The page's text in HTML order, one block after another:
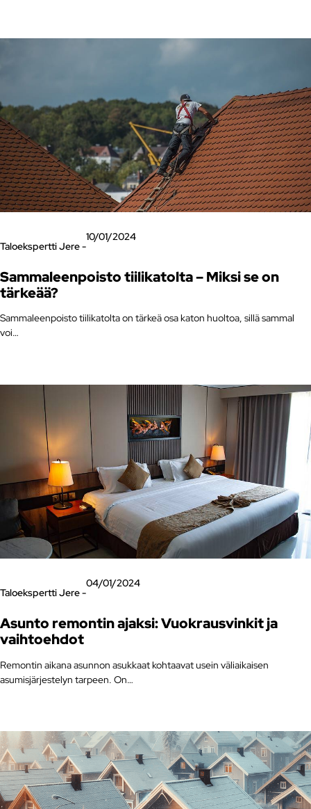
Taloekspertti Jere -
10/01/2024
Sammaleenpoisto tiilikatolta – Miksi se on
tärkeää?
Sammaleenpoisto tiilikatolta on tärkeä osa katon huoltoa, sillä sammal
voi…
Taloekspertti Jere -
04/01/2024
Asunto remontin ajaksi: Vuokrausvinkit ja
vaihtoehdot
Remontin aikana asunnon asukkaat kohtaavat usein väliaikaisen
asumisjärjestelyn tarpeen. On…